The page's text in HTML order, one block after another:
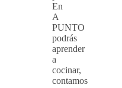
En
A
PUNTO
podrás
aprender
a
cocinar,
contamos